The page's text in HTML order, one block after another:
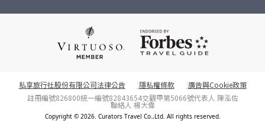
私享旅行社股份有限公司法律公告 隱私權條款
廣告與Cookie政策
註冊編號826800統一編號82843654交觀甲第5066號代表人 陳泓佐
聯絡人 楊大偉
Copyright © 2026. Curators Travel Co.,Ltd. All rights reserved.